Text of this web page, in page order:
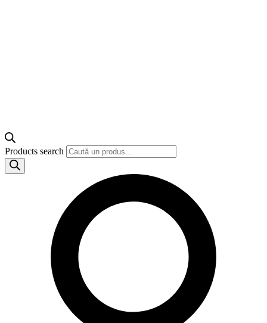
Products search